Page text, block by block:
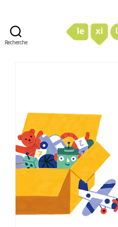
Recherche